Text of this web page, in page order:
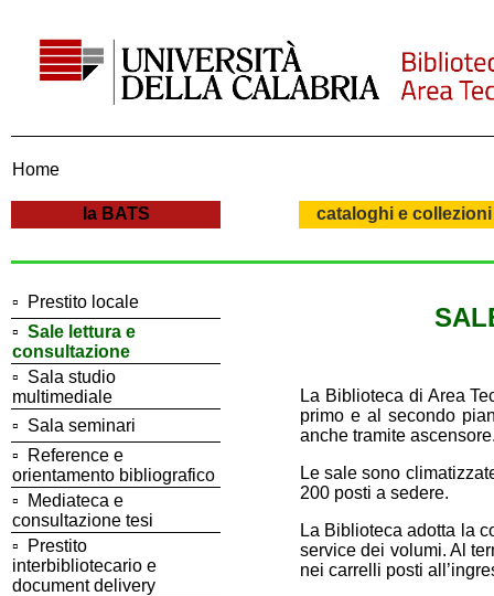
Home
la BATS cataloghi e collezioni
▫ Prestito locale
La Biblioteca di Area
primo e al secondo
anche tramite
Le sale sono
200 posti a sedere.
La Biblioteca adotta la
service dei volumi. Al
nei carrelli posti
▫ Sale lettura e
consultazione
▫ Sala studio
multimediale
▫ Sala seminari
▫
Reference e
orientamento bibliografico
▫
Mediateca e
consultazione tesi
▫
Prestito
interbibliotecario e
document delivery